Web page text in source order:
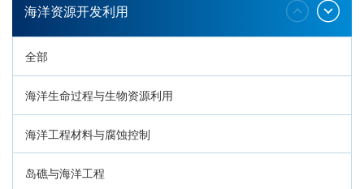
海洋资源开发利用
全部
海洋生命过程与生物资源利用
海洋工程材料与腐蚀控制
岛礁与海洋工程